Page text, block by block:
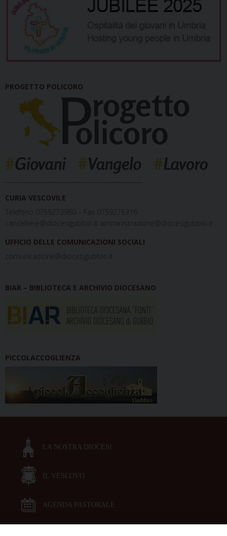
PROGETTO POLICORO
CURIA VESCOVILE
Telefono 0759273980 – Fax 0759276316
cancelliere@diocesigubbio.it amministrazione@diocesigubbio.it
UFFICIO DELLE COMUNICAZIONI SOCIALI
comunicazione@diocesigubbio.it
BIAR – BIBLIOTECA E ARCHIVIO DIOCESANO
PICCOLACCOGLIENZA
LA NOSTRA DIOCESI
IL VESCOVO
AGENDA PASTORALE